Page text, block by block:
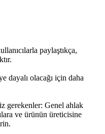
paylaştıkça,
dayalı olacağı için daha
gerekenler: Genel ahlak
ve ürünün üreticisine